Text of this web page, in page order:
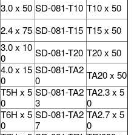
3.0 x 50 SD-081-T10 T10 x 50
2.4 x 75 SD-081-T15 T15 x 50
3.0 x 10
0
SD-081-T20 T20 x 50
4.0 x 15
0
SD-081-TA2
0
TA20 x 50
T5H x 5
0
SD-081-TA2
3
TA2.3 x 5
0
T6H x 5
0
SD-081-TA2
7
TA2.7 x 5
0